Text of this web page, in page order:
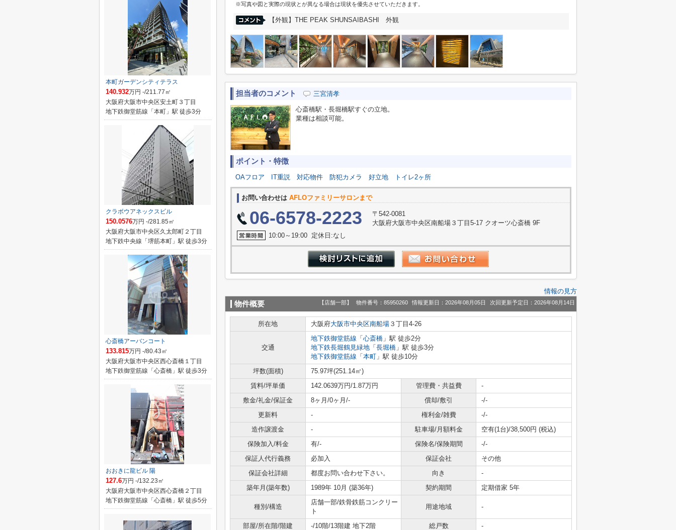
※写真や図と実際の現状とが異なる場合は現状を優先させていただきます。
【外観】THE PEAK SHUNSAIBASHI 外観
担当者のコメント 三宮清孝
心斎橋駅・長堀橋駅すぐの立地。
業種は相談可能。
ポイント・特徴
OAフロア IT重説 対応物件 防犯カメラ 好立地 トイレ2ヶ所
お問い合わせは AFLOファミリーサロンまで
06-6578-2223
〒542-0081
大阪府大阪市中央区南船場３丁目5-17 クオーツ心斎橋 9F
10:00～19:00 定休日:なし
情報の見方
物件概要 【店舗一部】 物件番号：85950260 情報更新日：2026年08月05日 次回更新予定日：2026年08月14日
所在地 大阪府大阪市中央区南船場 ３丁目4-26
交通
地下鉄御堂筋線 「 心斎橋 」駅 徒歩2分
地下鉄長堀鶴見緑地 「 長堀橋 」駅 徒歩3分
地下鉄御堂筋線 「 本町 」駅 徒歩10分
坪数(面積)
75.97坪(251.14㎡)
賃料/坪単価
142.0639万円/1.87万円 管理費・共益費
-
敷金/礼金/保証金
8ヶ月/0ヶ月/- 償却/敷引
-/-
更新料
- 権利金/雑費
-/-
造作譲渡金
- 駐車場/月額料金
空有(1台)/38,500円 (税込)
保険加入/料金
有/- 保険名/保険期間
-/-
保証人代行義務
必加入 保証会社
その他
保証会社詳細
都度お問い合わせ下さい。 向き
-
築年月(築年数)
1989年 10月 (築36年) 契約期間 定期借家 5年
種別/構造
店舗一部/鉄骨鉄筋コンクリー
ト
用途地域 -
部屋/所在階/階建 -/10階/13階建 地下2階 総戸数
-
本町ガーデンシティテラス
140.932万円 -/211.77㎡
大阪府大阪市中央区安土町３丁目
地下鉄御堂筋線「本町」駅 徒歩3分
クラボウアネックスビル
150.0576万円 -/281.85㎡
大阪府大阪市中央区久太郎町２丁目
地下鉄中央線「堺筋本町」駅 徒歩3分
心斎橋アーバンコート
133.815万円 -/80.43㎡
大阪府大阪市中央区西心斎橋１丁目
地下鉄御堂筋線「心斎橋」駅 徒歩3分
おおきに龍ビル 陽
127.6万円 -/132.23㎡
大阪府大阪市中央区西心斎橋２丁目
地下鉄御堂筋線「心斎橋」駅 徒歩5分